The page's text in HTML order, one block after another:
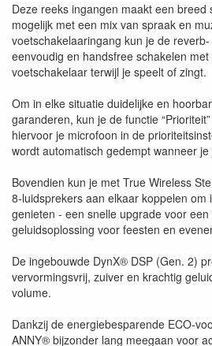
Deze reeks ingangen maakt een breed
mogelijk met een mix van spraak en
voetschakelaaringang kun je de
eenvoudig en handsfree schakelen
voetschakelaar terwijl je speelt of zingt.
Om in elke situatie duidelijke en
garanderen, kun je de functie
hiervoor je microfoon in de
wordt automatisch gedempt wanneer
Bovendien kun je met True Wireless
8-luidsprekers aan elkaar koppelen om
genieten - een snelle upgrade voor
geluidsoplossing voor feesten en
De ingebouwde DynX® DSP (Gen. 2)
vervormingsvrij, zuiver en krachtig
volume.
Dankzij de energiebesparende ECO-
ANNY® bijzonder lang meegaan voor